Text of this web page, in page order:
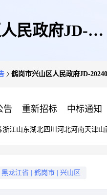
民政府JD-
鹤岗市兴山区人民政府JD-
告 重新招标 中标通知
浙江山东湖北四川 河北河南天津山
黑龙江省 鹤岗市 兴山区